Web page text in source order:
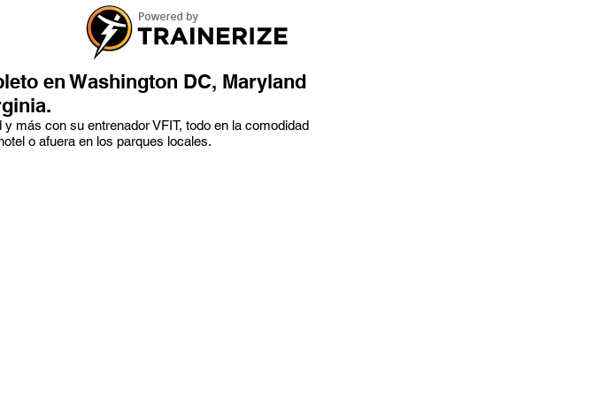
en Washington DC, Maryland
más con su entrenador VFIT, todo en la comodidad
o afuera en los parques locales.